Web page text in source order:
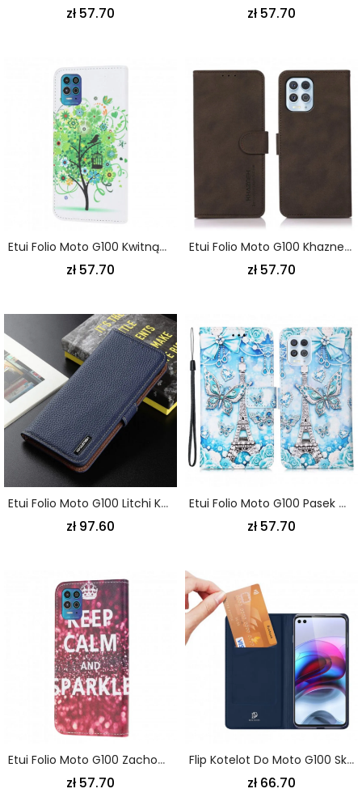
zł 57.70 zł 57.70
Etui Folio Moto G100 Kwitnące Drzewo
zł 57.70
Etui Folio Moto G100 Khazneh Efekt Teksturowanej Skóry
zł 57.70
Etui Folio Moto G100 Litchi Khazneh Skóra
zł 97.60
Etui Folio Moto G100 Pasek Motyli Wieży Eiffla
zł 57.70
Etui Folio Moto G100 Zachowaj Spokój I Blask Etui Ochronne
zł 57.70
Flip Kotelot Do Moto G100 Skin Pro Dux Ducis
zł 66.70